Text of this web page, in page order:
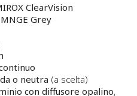
ClearVision
Grey
o neutra (a scelta)
con diffusore opalino,